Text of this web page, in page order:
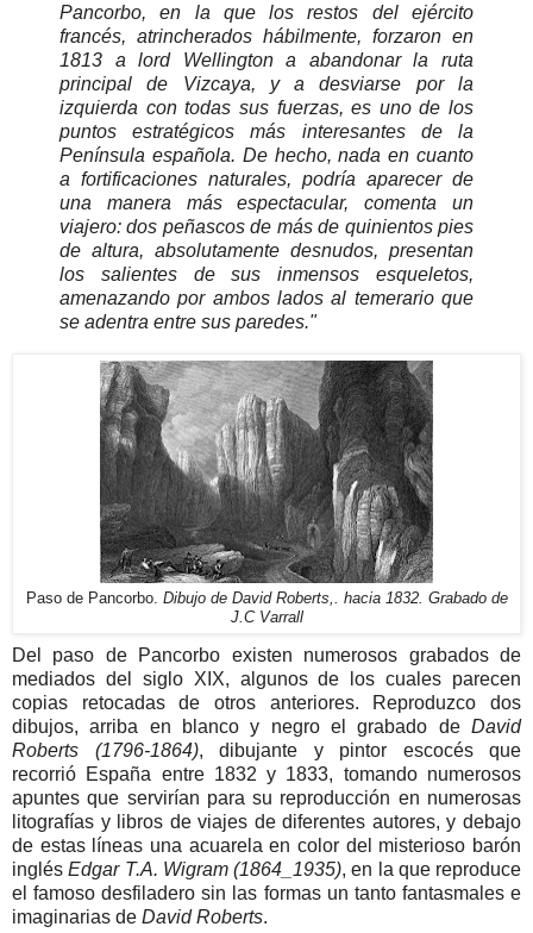
Pancorbo, en la que los restos del ejército
francés, atrincherados hábilmente, forzaron en
1813 a lord Wellington a abandonar la ruta
principal de Vizcaya, y a desviarse por la
izquierda con todas sus fuerzas, es uno de los
puntos estratégicos más interesantes de la
Península española. De hecho, nada en cuanto
a fortificaciones naturales, podría aparecer de
una manera más espectacular, comenta un
viajero: dos peñascos de más de quinientos pies
de altura, absolutamente desnudos, presentan
los salientes de sus inmensos esqueletos,
amenazando por ambos lados al temerario que
se adentra entre sus paredes."
Paso de Pancorbo. Dibujo de David Roberts,. hacia 1832. Grabado de
J.C Varrall
Del paso de Pancorbo existen numerosos grabados de
mediados del siglo XIX, algunos de los cuales parecen
copias retocadas de otros anteriores. Reproduzco dos
dibujos, arriba en blanco y negro el grabado de David
Roberts (1796-1864), dibujante y pintor escocés que
recorrió España entre 1832 y 1833, tomando numerosos
apuntes que servirían para su reproducción en numerosas
litografías y libros de viajes de diferentes autores, y debajo
de estas líneas una acuarela en color del misterioso barón
inglés Edgar T.A. Wigram (1864_1935), en la que reproduce
el famoso desfiladero sin las formas un tanto fantasmales e
imaginarias de David Roberts.